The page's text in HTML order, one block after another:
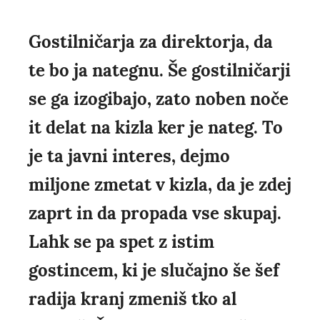
Gostilničarja za direktorja, da
te bo ja nategnu. Še gostilničarji
se ga izogibajo, zato noben noče
it delat na kizla ker je nateg. To
je ta javni interes, dejmo
miljone zmetat v kizla, da je zdej
zaprt in da propada vse skupaj.
Lahk se pa spet z istim
gostincem, ki je slučajno še šef
radija kranj zmeniš tko al